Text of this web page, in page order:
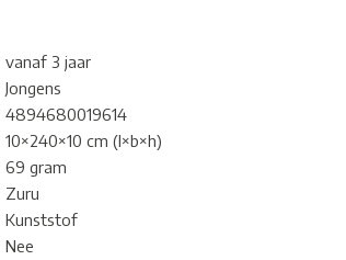
vanaf 3 jaar
Jongens
4894680019614
10×240×10 cm (l×b×h)
69 gram
Zuru
Kunststof
Nee